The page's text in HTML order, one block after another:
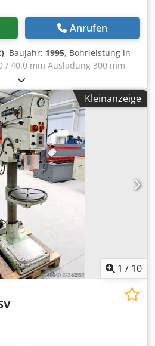
Anrufen
, Baujahr: 1995, Bohrleistung in
/ 40.0 mm Ausladung 300 mm
65.0 - 1.750 U/min Tischgröße
155 mm Vorschub 0.1 /
MK 4 MK Motorleistung
Crsdpfx Abszl E Uho Ref
x 1850 mm Ausstattung: -
- stufenlose
(Keilriemen) - automatischer
Einrückung -
R/L Lauf der Bohrspindel -
mit 2x T-Nuten *
- NOT Aus Taster vorne
Kleinanzeige
1 / 10